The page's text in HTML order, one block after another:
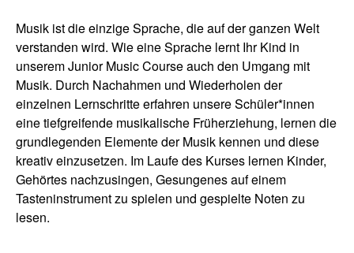
Musik ist die einzige Sprache, die auf der ganzen Welt
verstanden wird. Wie eine Sprache lernt Ihr Kind in
unserem Junior Music Course auch den Umgang mit
Musik. Durch Nachahmen und Wiederholen der
einzelnen Lernschritte erfahren unsere Schüler*innen
eine tiefgreifende musikalische Früherziehung, lernen die
grundlegenden Elemente der Musik kennen und diese
kreativ einzusetzen. Im Laufe des Kurses lernen Kinder,
Gehörtes nachzusingen, Gesungenes auf einem
Tasteninstrument zu spielen und gespielte Noten zu
lesen.